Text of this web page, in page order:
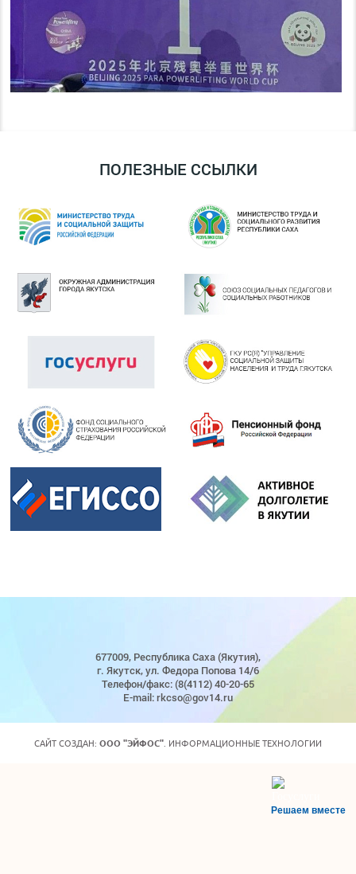
ПОЛЕЗНЫЕ ССЫЛКИ
677009, Республика Саха (Якутия),
г. Якутск, ул. Федора Попова 14/6
Телефон/факс: (8(4112) 40-20-65
E-mail: rkcso@gov14.ru
САЙТ СОЗДАН: ООО "ЭЙФОС" . ИНФОРМАЦИОННЫЕ ТЕХНОЛОГИИ
Решаем вместе